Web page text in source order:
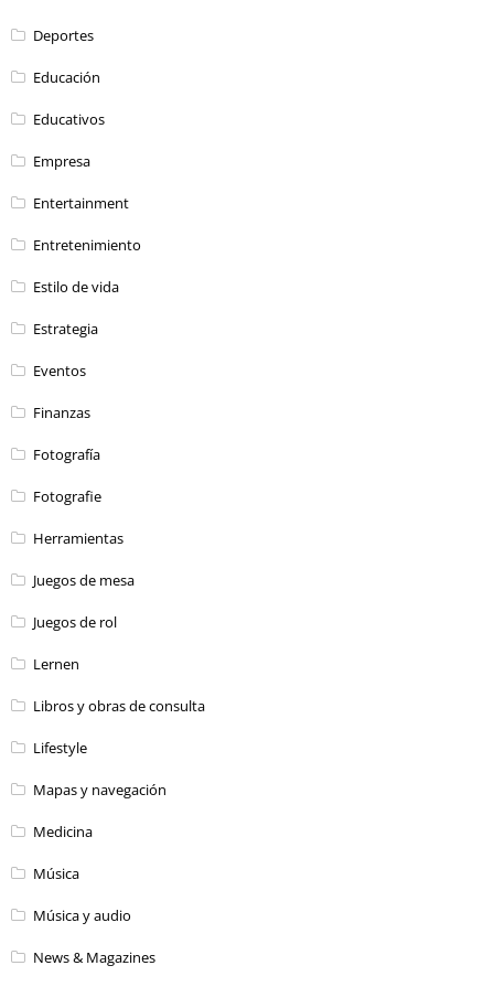
Deportes
Educación
Educativos
Empresa
Entertainment
Entretenimiento
Estilo de vida
Estrategia
Eventos
Finanzas
Fotografía
Fotografie
Herramientas
Juegos de mesa
Juegos de rol
Lernen
Libros y obras de consulta
Lifestyle
Mapas y navegación
Medicina
Música
Música y audio
News & Magazines